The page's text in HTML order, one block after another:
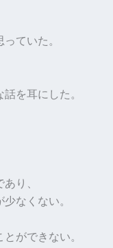
ていた。
を耳にした。
り、
なくない。
ができない。